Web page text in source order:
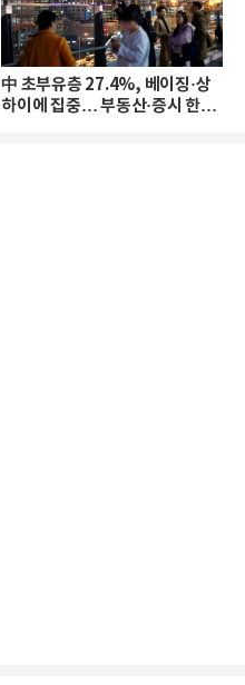
中 초부유층 27.4%, 베이징·상
하이에 집중… 부동산·증시 한파